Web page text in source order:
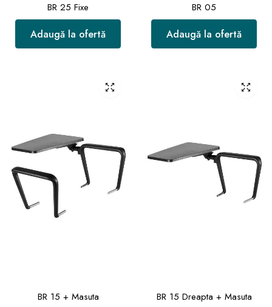
BR 25 Fixe
Adaugă la ofertă
BR 05
Adaugă la ofertă
BR 15 + Masuta BR 15 Dreapta + Masuta